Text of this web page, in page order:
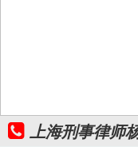
上海刑事律师